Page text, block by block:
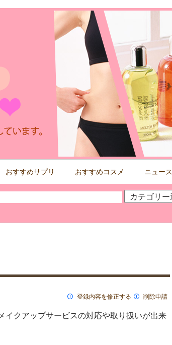
おすすめサプリ おすすめコスメ ニュース
登録内容を修正する 削除申請
イクアップサービスの対応や取り扱いが出来